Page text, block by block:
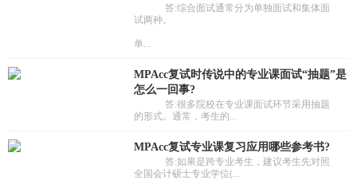
答:综合面试通常分为单独面试和集体面
试两种。
单...
MPAcc复试时传说中的专业课面试“抽题”是
怎么一回事?
答:很多院校在专业课面试环节采用抽题
的形式。通常，考生的...
MPAcc复试专业课复习应用哪些参考书?
答:如果是跨专业考生，建议考生先对照
全国会计硕士专业学位(...